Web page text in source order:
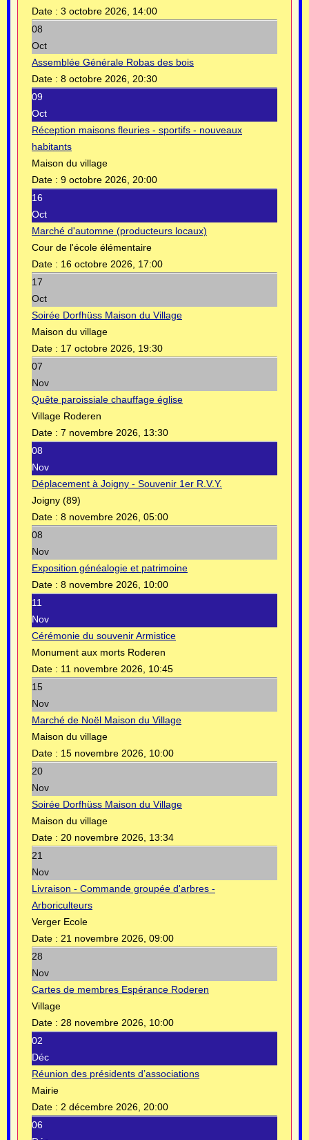
Date : 3 octobre 2026, 14:00
08
Oct
Assemblée Générale Robas des bois
Date : 8 octobre 2026, 20:30
09
Oct
Réception maisons fleuries - sportifs - nouveaux
habitants
Maison du village
Date : 9 octobre 2026, 20:00
16
Oct
Marché d'automne (producteurs locaux)
Cour de l'école élémentaire
Date : 16 octobre 2026, 17:00
17
Oct
Soirée Dorfhüss Maison du Village
Maison du village
Date : 17 octobre 2026, 19:30
07
Nov
Quête paroissiale chauffage église
Village Roderen
Date : 7 novembre 2026, 13:30
08
Nov
Déplacement à Joigny - Souvenir 1er R.V.Y.
Joigny (89)
Date : 8 novembre 2026, 05:00
08
Nov
Exposition généalogie et patrimoine
Date : 8 novembre 2026, 10:00
11
Nov
Cérémonie du souvenir Armistice
Monument aux morts Roderen
Date : 11 novembre 2026, 10:45
15
Nov
Marché de Noël Maison du Village
Maison du village
Date : 15 novembre 2026, 10:00
20
Nov
Soirée Dorfhüss Maison du Village
Maison du village
Date : 20 novembre 2026, 13:34
21
Nov
Livraison - Commande groupée d'arbres -
Arboriculteurs
Verger Ecole
Date : 21 novembre 2026, 09:00
28
Nov
Cartes de membres Espérance Roderen
Village
Date : 28 novembre 2026, 10:00
02
Déc
Réunion des présidents d’associations
Mairie
Date : 2 décembre 2026, 20:00
06